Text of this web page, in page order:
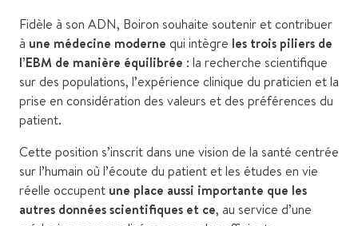
Fidèle à son ADN, Boiron souhaite soutenir et contribuer
à une médecine moderne qui intègre les trois piliers de
l’EBM de manière équilibrée : la recherche scientifique
sur des populations, l’expérience clinique du praticien et la
prise en considération des valeurs et des préférences du
patient.
Cette position s’inscrit dans une vision de la santé centrée
sur l’humain où l’écoute du patient et les études en vie
réelle occupent une place aussi importante que les
autres données scientifiques et ce, au service d’une